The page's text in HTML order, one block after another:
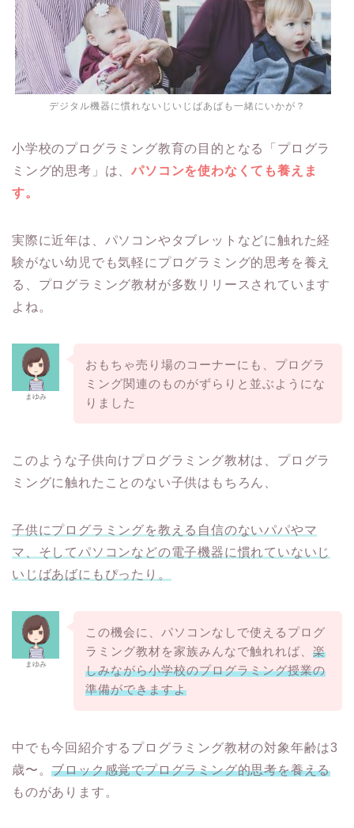
デジタル機器に慣れないじいじばあばも一緒にいかが？
小学校のプログラミング教育の目的となる「プログラ
ミング的思考」は、パソコンを使わなくても養えま
す。
実際に近年は、パソコンやタブレットなどに触れた経
験がない幼児でも気軽にプログラミング的思考を養え
る、プログラミング教材が多数リリースされています
よね。
まゆみ
おもちゃ売り場のコーナーにも、プログラ
ミング関連のものがずらりと並ぶようにな
りました
このような子供向けプログラミング教材は、プログラ
ミングに触れたことのない子供はもちろん、
子供にプログラミングを教える自信のないパパやマ
マ、そしてパソコンなどの電子機器に慣れていないじ
いじばあばにもぴったり。
まゆみ
この機会に、パソコンなしで使えるプログ
ラミング教材を家族みんなで触れれば、 楽
しみながら小学校のプログラミング授業の
準備ができますよ
中でも今回紹介するプログラミング教材の対象年齢は3
歳〜。ブロック感覚でプログラミング的思考を養える
ものがあります。